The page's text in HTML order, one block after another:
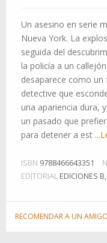
Un asesino en serie
Nueva York. La
seguida del
la policía a un
desaparece como un
detective que
una apariencia dura,
un pasado que
para detener a est
ISBN 9788466643351
EDITORIAL EDICIONES
RECOMENDAR A UN AMIGO